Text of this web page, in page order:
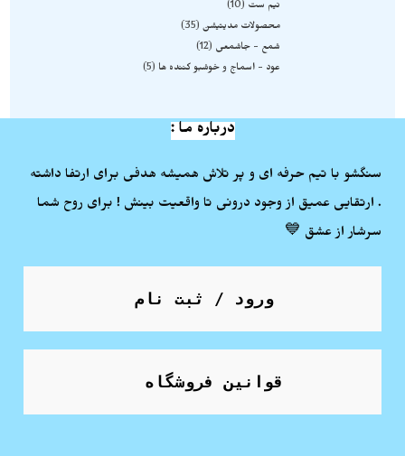
نیم ست
10
محصولات مدیتیشن 35
شمع - جاشمعی
12
عود - اسماج و خوشبو کننده ها
5
درباره ما :
سنگشو با تیم حرفه ای و پر تلاش همیشه هدفی برای ارتفا داشته
. ارتقایی عمیق از وجود درونی تا واقعیت بینش ! برای روح شما
سرشار از عشق 💙
ورود / ثبت نام
قوانین فروشگاه